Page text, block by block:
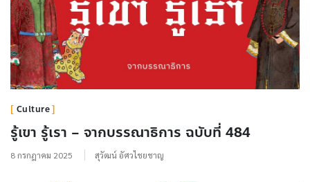
Culture
รู้เขา รู้เรา – จากบรรณาธิการ ฉบับที่ 484
8 กรกฎาคม 2025 สุวัฒน์ อัศวไชยชาญ